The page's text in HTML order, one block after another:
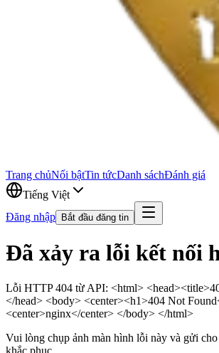
Trang chủNổi bậtTin tứcDanh sáchĐánh giá
Tiếng Việt
Đăng nhập
Bắt đầu đăng tin
Đã xảy ra lỗi kết nối
Lỗi HTTP 404 từ API: <html>
</head> <body> <center><h1>404 Not
<center>nginx</center> </body> </html>
Vui lòng chụp ảnh màn hình lỗi này và gửi
khắc phục.